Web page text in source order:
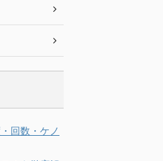
回数・ケノ